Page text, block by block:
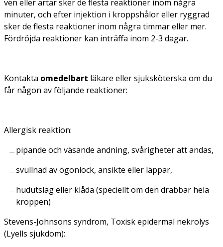
ven eller artär sker de flesta reaktioner inom några
minuter, och efter injektion i kroppshålor eller ryggrad
sker de flesta reaktioner inom några timmar eller mer.
Fördröjda reaktioner kan inträffa inom 2-3 dagar.
Kontakta omedelbart läkare eller sjuksköterska om du
får någon av följande reaktioner:
Allergisk reaktion:
pipande och väsande andning, svårigheter att andas,
svullnad av ögonlock, ansikte eller läppar,
hudutslag eller klåda (speciellt om den drabbar hela
kroppen)
Stevens-Johnsons syndrom, Toxisk epidermal nekrolys
(Lyells sjukdom):